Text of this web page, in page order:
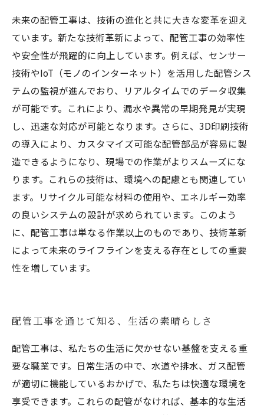
未来の配管工事は、技術の進化と共に大きな変革を迎え
ています。新たな技術革新によって、配管工事の効率性
や安全性が飛躍的に向上しています。例えば、センサー
技術やIoT（モノのインターネット）を活用した配管シス
テムの監視が進んでおり、リアルタイムでのデータ収集
が可能です。これにより、漏水や異常の早期発見が実現
し、迅速な対応が可能となります。さらに、3D印刷技術
の導入により、カスタマイズ可能な配管部品が容易に製
造できるようになり、現場での作業がよりスムーズにな
ります。これらの技術は、環境への配慮とも関連してい
ます。リサイクル可能な材料の使用や、エネルギー効率
の良いシステムの設計が求められています。このよう
に、配管工事は単なる作業以上のものであり、技術革新
によって未来のライフラインを支える存在としての重要
性を増しています。
配管工事を通じて知る、生活の素晴らしさ
配管工事は、私たちの生活に欠かせない基盤を支える重
要な職業です。日常生活の中で、水道や排水、ガス配管
が適切に機能しているおかげで、私たちは快適な環境を
享受できます。これらの配管がなければ、基本的な生活